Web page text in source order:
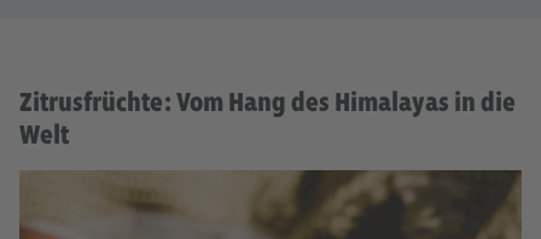
Zitrusfrüchte: Vom Hang des Himalayas in die
Welt